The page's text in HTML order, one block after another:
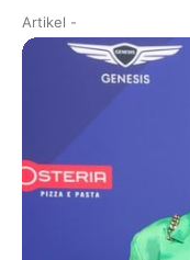
Artikel -